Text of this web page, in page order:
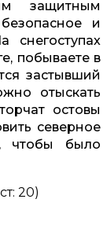
защитным
и
снегоступах
побываете в
застывший
отыскать
остовы
северное
чтобы было
питание,
с лососем,
20)